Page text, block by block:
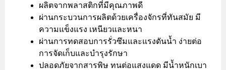
ผลิตจากพลาสติกที่มีคุณภาพดี
ผ่านกระบวนการผลิตด้วยเครื่องจักรที่ทันสมัย มี
ความแข็งแรง เหนียวและหนา
ผ่านการทดสอบการรั่วซึมและแรงดันน้ำ ง่ายต่อ
การจัดเก็บและบำรุงรักษา
ปลอดภัยจากสารพิษ ทนต่อแสงแดด มีน้ำหนักเบา